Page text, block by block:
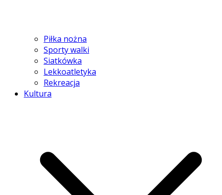
Piłka nożna
Sporty walki
Siatkówka
Lekkoatletyka
Rekreacja
Kultura